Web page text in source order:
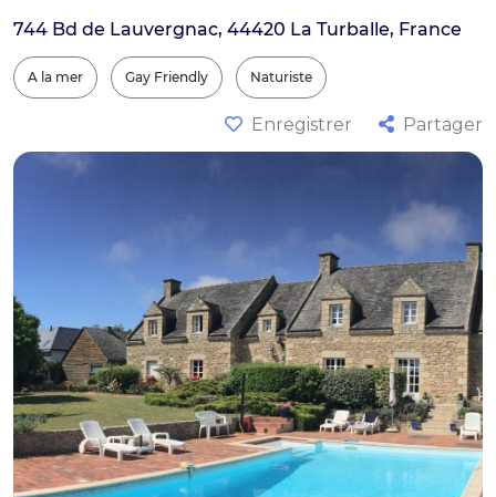
744 Bd de Lauvergnac, 44420 La Turballe, France
A la mer Gay Friendly Naturiste
Enregistrer Partager